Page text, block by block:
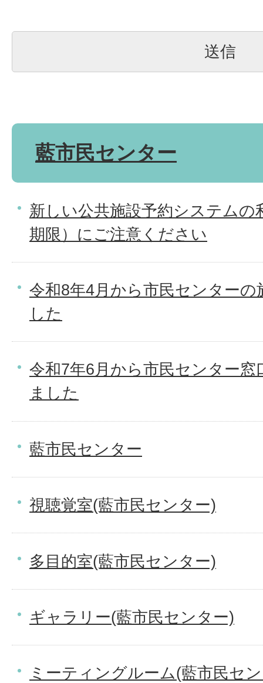
藍市民センター
新しい公共施設予約システムの
期限）にご注意ください
令和8年4月から市民センター
した
令和7年6月から市民センター窓
ました
藍市民センター
視聴覚室(藍市民センター)
多目的室(藍市民センター)
ギャラリー(藍市民センター)
ミーティングルーム(藍市民セ